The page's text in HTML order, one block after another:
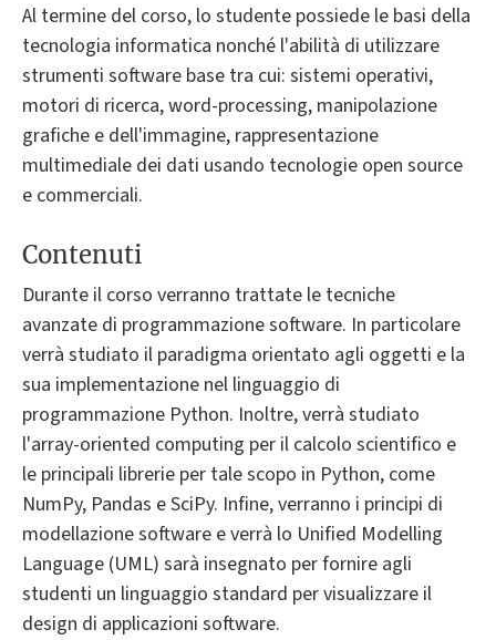
Al termine del corso, lo studente possiede le basi della
tecnologia informatica nonché l'abilità di utilizzare
strumenti software base tra cui: sistemi operativi,
motori di ricerca, word-processing, manipolazione
grafiche e dell'immagine, rappresentazione
multimediale dei dati usando tecnologie open source
e commerciali.
Contenuti
Durante il corso verranno trattate le tecniche
avanzate di programmazione software. In particolare
verrà studiato il paradigma orientato agli oggetti e la
sua implementazione nel linguaggio di
programmazione Python. Inoltre, verrà studiato
l'array-oriented computing per il calcolo scientifico e
le principali librerie per tale scopo in Python, come
NumPy, Pandas e SciPy. Infine, verranno i principi di
modellazione software e verrà lo Unified Modelling
Language (UML) sarà insegnato per fornire agli
studenti un linguaggio standard per visualizzare il
design di applicazioni software.